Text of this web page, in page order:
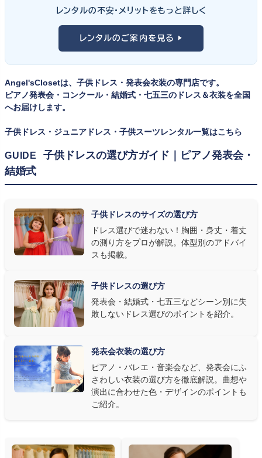
① サイズは"ジャストフィット"を選ぶ
舞台上で最も美しく見えるのは、お子様の体にきちんと合ったサ
イズのドレス・スーツです。「大きめを買って長く着せたい」という
何よりお子様を輝かせます。レンタルなら、その時のジャストサイ
ズを遠慮なく選べるのが最大のメリット。胸囲・身丈の正しい測り
② 舞台で映える色・楽器に合うデザインを選ぶ
発表会の舞台は照明が強く、客席からは意外と色味が飛んで見え
ます。ネイビー・ブラック・深みのあるジュエルカラーはホールの照
す。またピアノ演奏なら落ち着いたシックなトーン、バイオリンやソ
ロ演奏なら華やかで視線を集めるデザイン、合唱やアンサンブル
なら衣装同士が調和するクラシカルな色合い、と演目に合わせた
③ 演奏の動きを妨げない設計か確認する
発表会ドレス選びで見落とされがちなのが"動きやすさ"です。ピ
アノならペダル操作を妨げない丈感、バイオリンなら弓を動かす
右腕のゆとり、管楽器なら胸元の締め付けがないこと——演奏の
質は衣装で変わります。Angel's Closetのレンタル衣装は、元ピ
アノ教師の店長が発表会・コンクールでのご使用を前提に厳選し
た商品
を多数ご用意しています。
向け、スリーピーススーツやベストスタイルは合唱・アンサンブル向
ツ・タキシード一覧
レンタルの不安・メリットをもっと詳しく
レンタルのご案内を見る ▶
Angel'sClosetは、子供ドレス・発表会衣装の専門店です。
ピアノ発表会・コンクール・結婚式・七五三のドレス＆衣装を全国
へお届けします。
子供ドレス・ジュニアドレス・子供スーツレンタル一覧はこちら
GUIDE
子供ドレスの選び方ガイド｜ピアノ発表会・
結婚式
子供ドレスのサイズの選び方
ドレス選びで迷わない！胸囲・身丈・着丈
の測り方をプロが解説。体型別のアドバイ
スも掲載。
子供ドレスの選び方
発表会・結婚式・七五三などシーン別に失
敗しないドレス選びのポイントを紹介。
発表会衣装の選び方
ピアノ・バレエ・音楽会など、発表会にふ
さわしい衣装の選び方を徹底解説。曲想や
演出に合わせた色・デザインのポイントも
ご紹介。